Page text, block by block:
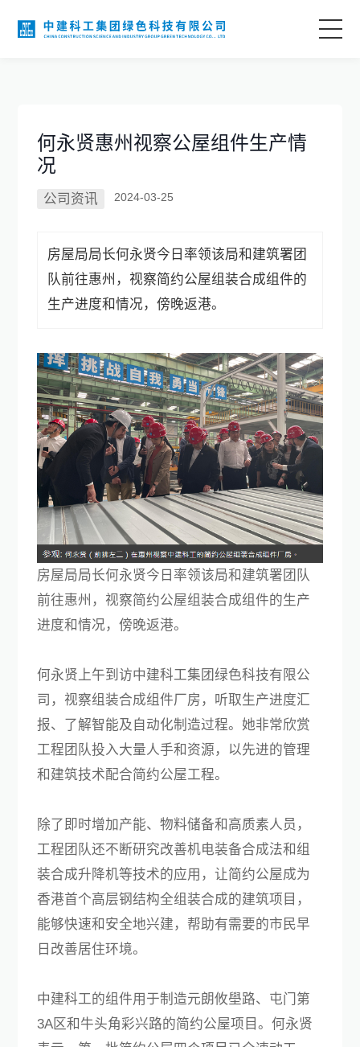
关于我们
业务领域
项目案例
何永贤惠州视察公屋组件生产情
况
公司资讯 2024-03-25
房屋局局长何永贤今日率领该局和建筑署团
队前往惠州，视察简约公屋组装合成组件的
生产进度和情况，傍晚返港。
房屋局局长何永贤今日率领该局和建筑署团队
前往惠州，视察简约公屋组装合成组件的生产
进度和情况，傍晚返港。
何永贤上午到访中建科工集团绿色科技有限公
司，视察组装合成组件厂房，听取生产进度汇
报、了解智能及自动化制造过程。她非常欣赏
工程团队投入大量人手和资源，以先进的管理
和建筑技术配合简约公屋工程。
除了即时增加产能、物料储备和高质素人员，
工程团队还不断研究改善机电装备合成法和组
装合成升降机等技术的应用，让简约公屋成为
香港首个高层钢结构全组装合成的建筑项目，
能够快速和安全地兴建，帮助有需要的市民早
日改善居住环境。
中建科工的组件用于制造元朗攸壆路、屯门第
3A区和牛头角彩兴路的简约公屋项目。何永贤